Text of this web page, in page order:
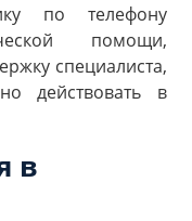
по телефону
помощи,
специалиста,
действовать в
в